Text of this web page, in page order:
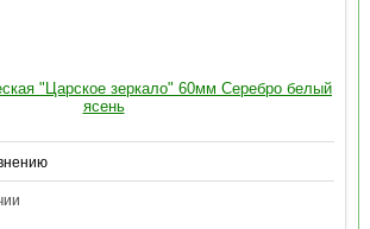
"Царское зеркало" 60мм Серебро белый
ясень